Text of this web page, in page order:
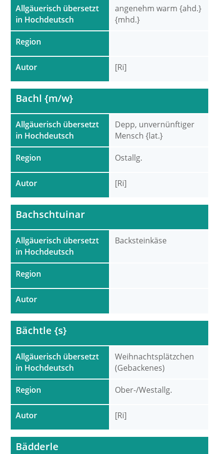
Allgäuerisch übersetzt
in Hochdeutsch
Region
Autor
angenehm warm {ahd.}
{mhd.}
[Ri]
Allgäuerisch übersetzt
in Hochdeutsch
Region
Autor
Bachl {m/w}
Depp, unvernünftiger
Mensch {lat.}
Ostallg.
[Ri]
Allgäuerisch übersetzt
in Hochdeutsch
Region
Autor
Bachschtuinar
Backsteinkäse
Allgäuerisch übersetzt
in Hochdeutsch
Region
Autor
Bächtle {s}
Weihnachtsplätzchen
(Gebackenes)
Ober-/Westallg.
[Ri]
Bädderle